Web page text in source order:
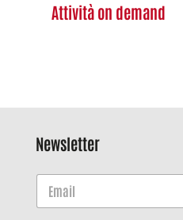
Attività on demand
Newsletter